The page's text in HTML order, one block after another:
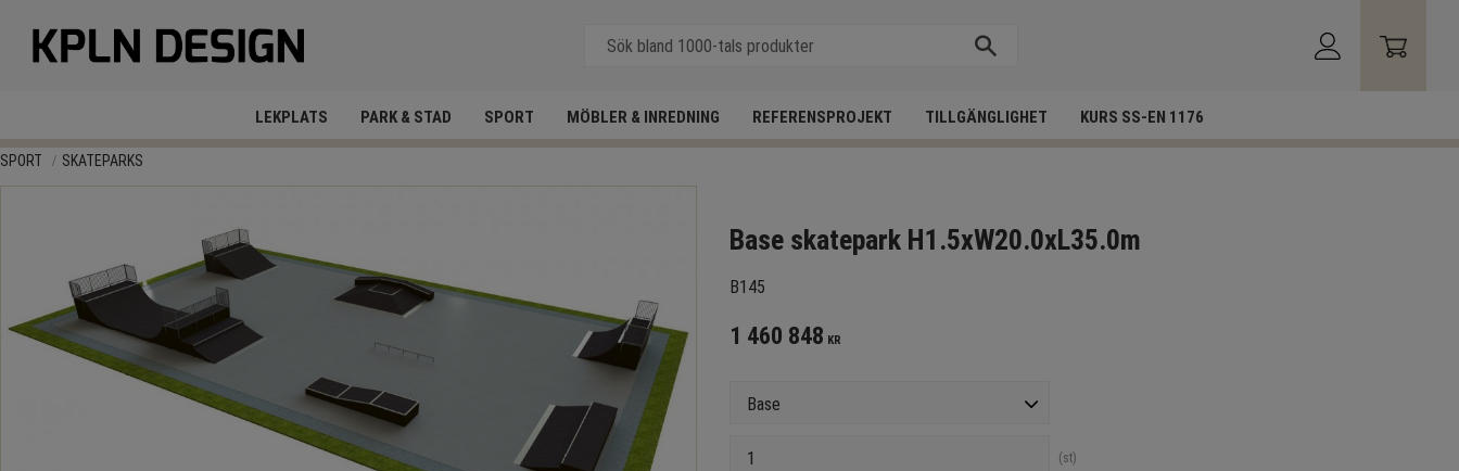
LEKPLATS PARK & STAD SPORT MÖBLER & INREDNING REFERENSPROJEKT TILLGÄNGLIGHET KURS SS-EN 1176
SPORT SKATEPARKS
Base skatepark H1.5xW20.0xL35.0m
B145
1 460 848 KR
st